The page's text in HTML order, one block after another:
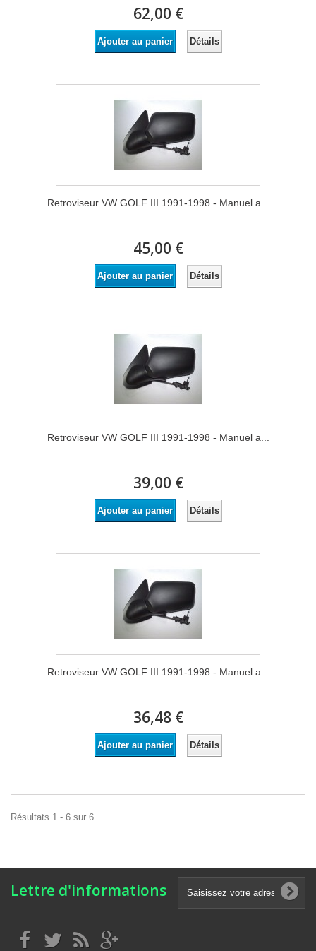
62,00 €
Ajouter au panier Détails
Retroviseur VW GOLF III 1991-1998 - Manuel a...
45,00 €
Ajouter au panier Détails
Retroviseur VW GOLF III 1991-1998 - Manuel a...
39,00 €
Ajouter au panier Détails
Retroviseur VW GOLF III 1991-1998 - Manuel a...
36,48 €
Ajouter au panier Détails
Résultats 1 - 6 sur 6.
Lettre d'informations